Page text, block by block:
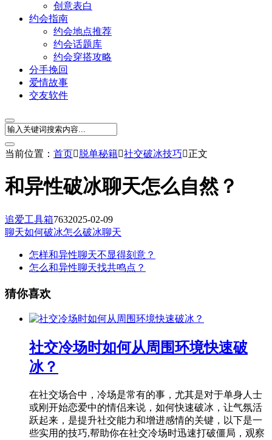
创意表白
约会指南
约会地点推荐
约会话题库
约会穿搭攻略
分手挽回
爱情故事
交友软件
当前位置： 首页脱单秘籍社交破冰技巧正文
和异性破冰聊天怎么自然？
追爱工具箱7632025-02-09
聊天如何破冰怎么破冰聊天
怎样和异性聊天不显得刻意？
怎么和异性聊天找共鸣点？
猜你喜欢
社交冷场时如何从周围环境快速破
冰？
在社交场合中，冷场是常有的事，尤其是对于单身人士
或刚开始恋爱中的情侣来说，如何快速破冰，让气氛活
跃起来，是提升社交能力和增进感情的关键，以下是一
些实用的技巧,帮助你在社交冷场时迅速打破僵局，观察